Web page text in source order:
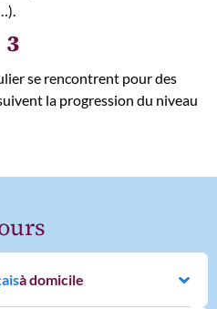
3
se rencontrent pour des
la progression du niveau
à domicile